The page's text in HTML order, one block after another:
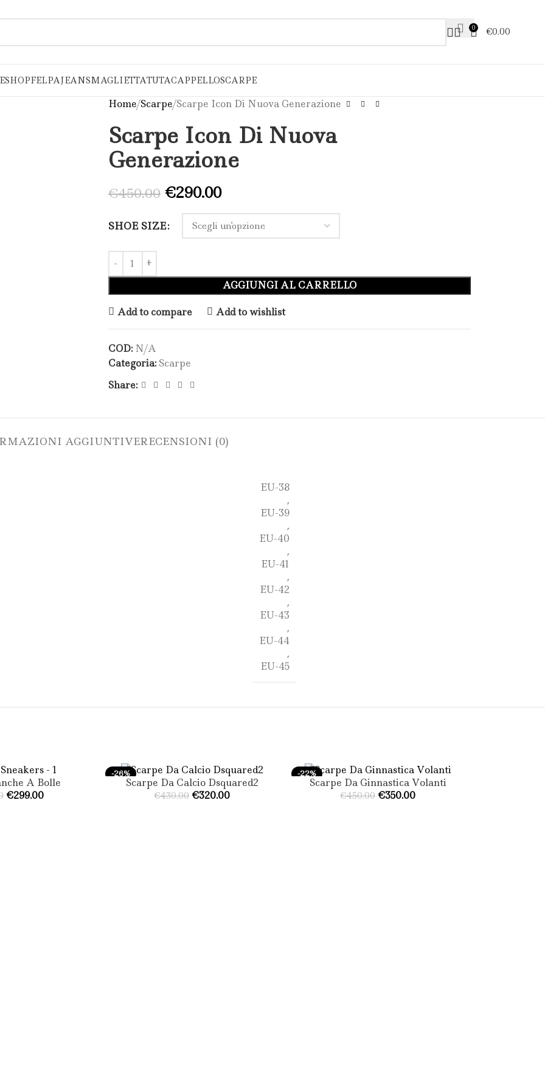
0 €0.00
SHOPFELPAJEANSMAGLIETTATUTACAPPELLOSCARPE​
Home Scarpe​ Scarpe Icon Di Nuova Generazione
Scarpe Icon Di Nuova
Generazione
€450.00 €290.00
SHOE SIZE
AGGIUNGI AL CARRELLO
Add to compare Add to wishlist
COD: N/A
Categoria: Scarpe​
Share:
AGGIUNTIVERECENSIONI (0)
EU-38
,
EU-39
,
EU-40
,
EU-41
,
EU-42
,
EU-43
,
EU-44
,
EU-45
A Bolle
€299.00
-26%
SCEGLIScarpe Da Calcio Dsquared2
€430.00 €320.00
-22%
SCEGLIScarpe Da Ginnastica Volanti
€450.00 €350.00